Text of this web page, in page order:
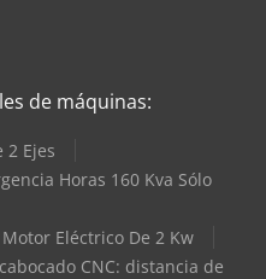
de máquinas:
2 Ejes
Horas 160 Kva Sólo
Motor Eléctrico De 2 Kw
CNC: distancia de